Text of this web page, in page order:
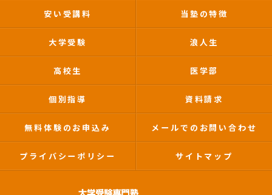
安い受講料 当塾の特徴
大学受験 浪人生
高校生 医学部
個別指導 資料請求
無料体験のお申込み メールでのお問い合わせ
プライバシーポリシー サイトマップ